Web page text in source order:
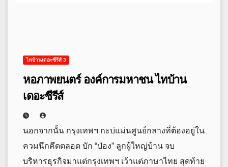
ไทบ้านเดอะซีรีส์ 3
หอภาพยนตร์ องค์การมหาชน ไทบ้าน
เดอะซีรีส์
นอกจากนั้น กรุงเทพฯ กะบ่แม่นศูนย์กลางที่ต้องอยู่ใน
ควมนึกคึดตลอด บัก “ป่อง” ลูกผู้ใหญ่บ้าน จบ
บริหารธุรกิจมาแต่กรุงเทพฯ เว้าแต่ภาษาไทย สุดท้าย